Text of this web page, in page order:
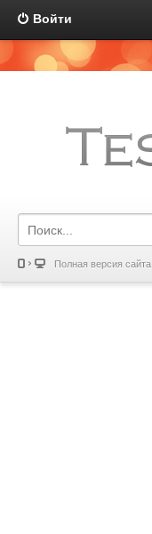
Войти
Полная версия сайта